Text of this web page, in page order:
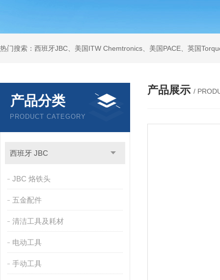
产品分类
PRODUCT CATEGORY
西班牙 JBC
JBC 烙铁头
五金配件
清洁工具及耗材
电动工具
手动工具
产品展示 /